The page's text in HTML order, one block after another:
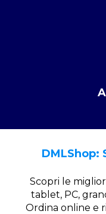
DMLShop:
Scopri le
tablet, PC,
Ordina online e